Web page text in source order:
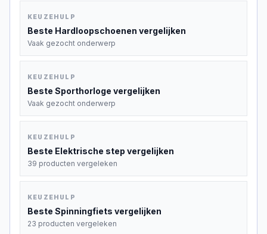
KEUZEHULP
Beste Hardloopschoenen vergelijken
Vaak gezocht onderwerp
KEUZEHULP
Beste Sporthorloge vergelijken
Vaak gezocht onderwerp
KEUZEHULP
Beste Elektrische step vergelijken
39 producten vergeleken
KEUZEHULP
Beste Spinningfiets vergelijken
23 producten vergeleken